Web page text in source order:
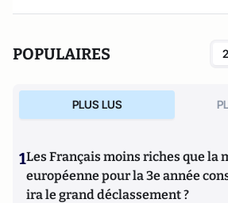
POPULAIRES
PLUS LUS
1Les Français moins riches que la
européenne pour la 3e année
ira le grand déclassement ?